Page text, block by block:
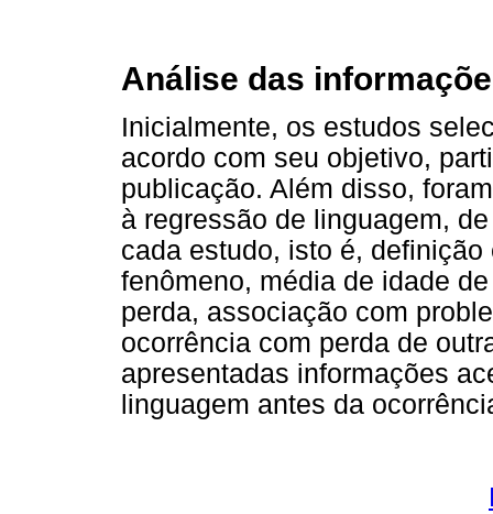
Análise das
Inicialmente, os estudos
acordo com seu objetivo,
publicação. Além disso,
à regressão de linguagem,
cada estudo, isto é,
fenômeno, média de idade
perda, associação com
ocorrência com perda de
apresentadas informações
linguagem antes da